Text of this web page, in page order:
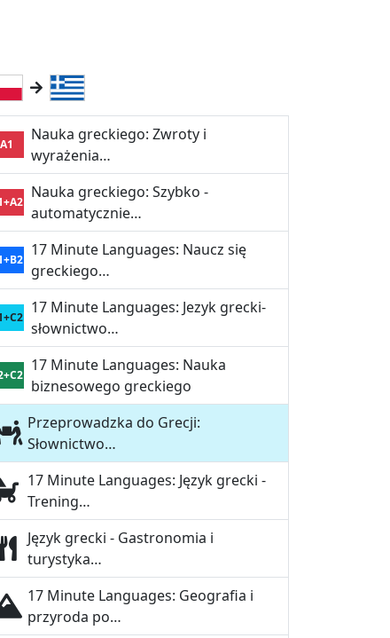
A1
Nauka greckiego: Zwroty i
wyrażenia…
Nauka greckiego: Szybko -
automatycznie…
17 Minute Languages: Naucz się
greckiego…
17 Minute Languages: Jezyk grecki-
słownictwo…
17 Minute Languages: Nauka
biznesowego greckiego
Przeprowadzka do Grecji:
Słownictwo…
17 Minute Languages: Język grecki -
Trening…
Język grecki - Gastronomia i
turystyka…
17 Minute Languages: Geografia i
przyroda po…